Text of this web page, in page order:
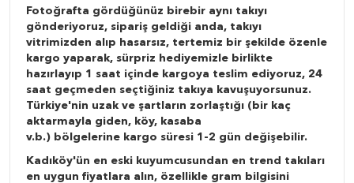
Fotoğrafta gördüğünüz birebir aynı takıyı
gönderiyoruz, sipariş geldiği anda, takıyı
vitrimizden alıp hasarsız, tertemiz bir şekilde özenle
kargo yaparak, sürpriz hediyemizle birlikte
hazırlayıp 1 saat içinde kargoya teslim ediyoruz, 24
saat geçmeden seçtiğiniz takıya kavuşuyorsunuz.
Türkiye'nin uzak ve şartların zorlaştığı (bir kaç
aktarmayla giden, köy, kasaba
v.b.) bölgelerine kargo süresi 1-2 gün değişebilir.
Kadıköy'ün en eski kuyumcusundan en trend takıları
en uygun fiyatlara alın, özellikle gram bilgisini